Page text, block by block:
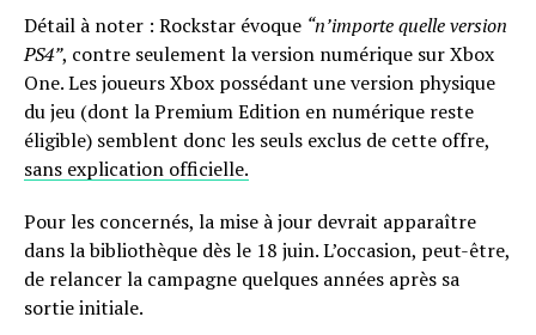
Détail à noter : Rockstar évoque “n’importe quelle version
PS4”, contre seulement la version numérique sur Xbox
One. Les joueurs Xbox possédant une version physique
du jeu (dont la Premium Edition en numérique reste
éligible) semblent donc les seuls exclus de cette offre,
sans explication officielle.
Pour les concernés, la mise à jour devrait apparaître
dans la bibliothèque dès le 18 juin. L’occasion, peut-être,
de relancer la campagne quelques années après sa
sortie initiale.